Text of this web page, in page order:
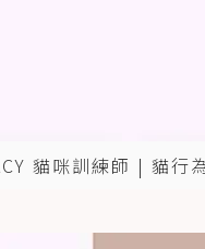
貓咪訓練師 | 貓行